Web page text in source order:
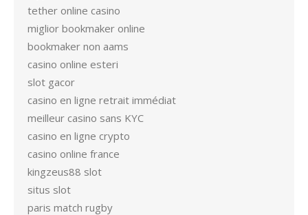
tether online casino
miglior bookmaker online
bookmaker non aams
casino online esteri
slot gacor
casino en ligne retrait immédiat
meilleur casino sans KYC
casino en ligne crypto
casino online france
kingzeus88 slot
situs slot
paris match rugby